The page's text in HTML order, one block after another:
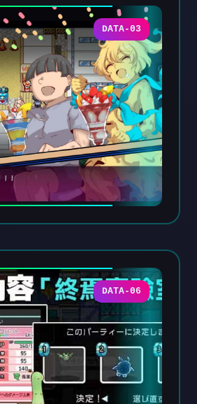
DATA-03
DATA-06